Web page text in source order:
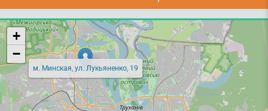
м. Минская, ул. Лукьяненко, 19
+
−